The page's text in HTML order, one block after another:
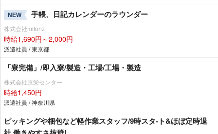
NEW 手帳、日記カレンダーのラウンダー
株式会社mitoriz
時給1,690円～2,000円
派遣社員 / 東京都
「寮完備」/即入寮/製造・工場/工場・製造
株式会社京栄センター
時給1,450円
派遣社員 / 神奈川県
ピッキングや梱包など軽作業スタッフ/9時スタ-ト&ほぼ定時退